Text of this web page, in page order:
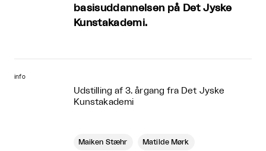
basisuddannelsen på Det Jyske
Kunstakademi.
info
Udstilling af 3. årgang fra Det Jyske
Kunstakademi
Maiken Stæhr Matilde Mørk